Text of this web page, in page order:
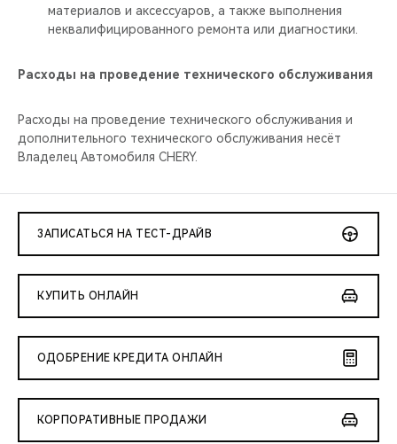
материалов и аксессуаров, а также выполнения
неквалифицированного ремонта или диагностики.
Расходы на проведение технического обслуживания
Расходы на проведение технического обслуживания и
дополнительного технического обслуживания несёт
Владелец Автомобиля CHERY.
ЗАПИСАТЬСЯ НА ТЕСТ-ДРАЙВ
КУПИТЬ ОНЛАЙН
ОДОБРЕНИЕ КРЕДИТА ОНЛАЙН
КОРПОРАТИВНЫЕ ПРОДАЖИ